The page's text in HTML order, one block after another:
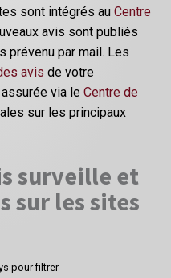
sont intégrés au Centre
avis sont publiés
prévenu par mail. Les
avis de votre
via le Centre de
sur les principaux
surveille et
sur les sites
pour filtrer